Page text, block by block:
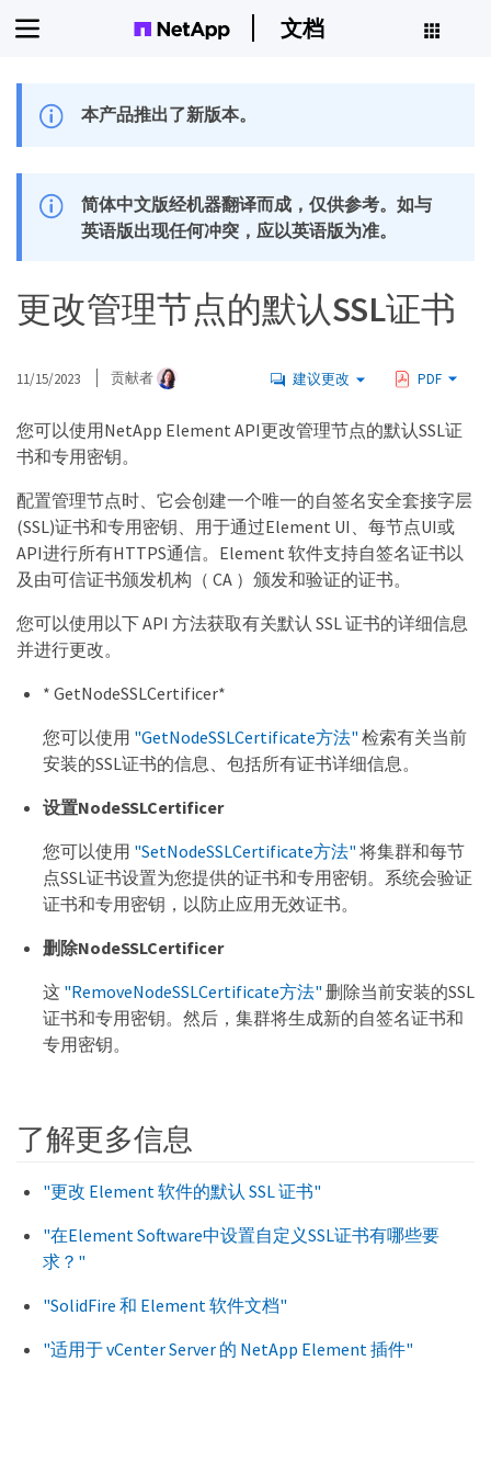
文档
本产品推出了新版本。
简体中文版经机器翻译而成，仅供参考。如与
英语版出现任何冲突，应以英语版为准。
更改管理节点的默认SSL证书
11/15/2023 贡献者 建议更改 PDF
您可以使用NetApp Element API更改管理节点的默认SSL证
书和专用密钥。
配置管理节点时、它会创建一个唯一的自签名安全套接字层
(SSL)证书和专用密钥、用于通过Element UI、每节点UI或
API进行所有HTTPS通信。Element 软件支持自签名证书以
及由可信证书颁发机构（ CA ）颁发和验证的证书。
您可以使用以下 API 方法获取有关默认 SSL 证书的详细信息
并进行更改。
* GetNodeSSLCertificer*
您可以使用 "GetNodeSSLCertificate方法" 检索有关当前
安装的SSL证书的信息、包括所有证书详细信息。
设置NodeSSLCertificer
您可以使用 "SetNodeSSLCertificate方法" 将集群和每节
点SSL证书设置为您提供的证书和专用密钥。系统会验证
证书和专用密钥，以防止应用无效证书。
删除NodeSSLCertificer
这 "RemoveNodeSSLCertificate方法" 删除当前安装的SSL
证书和专用密钥。然后，集群将生成新的自签名证书和
专用密钥。
了解更多信息
"更改 Element 软件的默认 SSL 证书"
"在Element Software中设置自定义SSL证书有哪些要
求？"
"SolidFire 和 Element 软件文档"
"适用于 vCenter Server 的 NetApp Element 插件"